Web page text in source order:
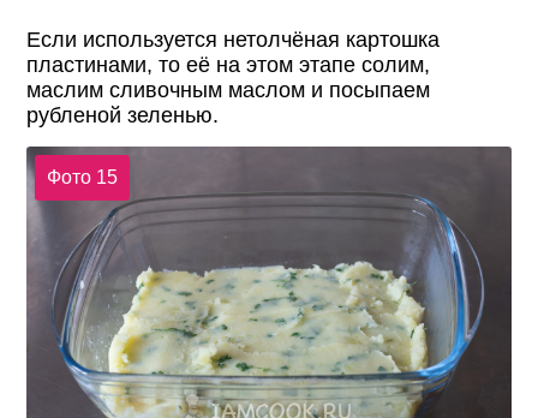
Если используется нетолчёная картошка
пластинами, то её на этом этапе солим,
маслим сливочным маслом и посыпаем
рубленой зеленью.
Фото 15